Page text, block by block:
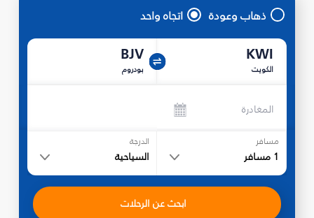
ذهاب وعودة اتجاه واحد
KWI
الكويت
BJV
بودروم
المغادرة
مسافر
1 مسافر
الدرجة
السياحية
ابحث عن الرحلات